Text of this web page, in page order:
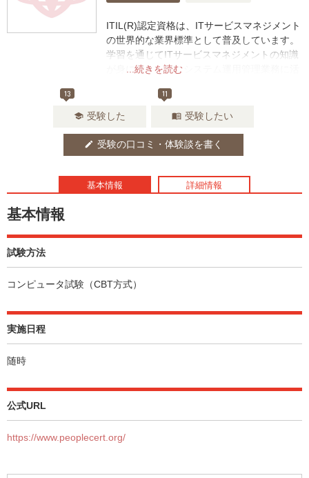
...続きを読む
ITIL(R)認定資格は、ITサービスマネジメント
の世界的な業界標準として普及しています。
学習を通じてITサービスマネジメントの知識
が身に付き、特にシステム運用管理業務に活
上が期待できるでしょう。
13
school 受験した
11
menu_book 受験したい
edit 受験の口コミ・体験談を書く
基本情報 詳細情報
基本情報
試験方法
コンピュータ試験（CBT方式）
実施日程
随時
公式URL
https://www.peoplecert.org/